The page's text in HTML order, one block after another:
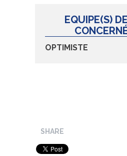
EQUIPE(S)
OPTIMISTE
SHARE